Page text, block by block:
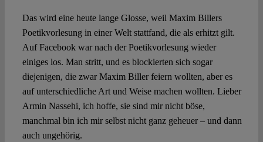
Das wird eine heute lange Glosse, weil Maxim Billers
Poetikvorlesung in einer Welt stattfand, die als erhitzt gilt.
Auf Facebook war nach der Poetikvorlesung wieder
einiges los. Man stritt, und es blockierten sich sogar
diejenigen, die zwar Maxim Biller feiern wollten, aber es
auf unterschiedliche Art und Weise machen wollten. Lieber
Armin Nassehi, ich hoffe, sie sind mir nicht böse,
manchmal bin ich mir selbst nicht ganz geheuer – und dann
auch ungehörig.